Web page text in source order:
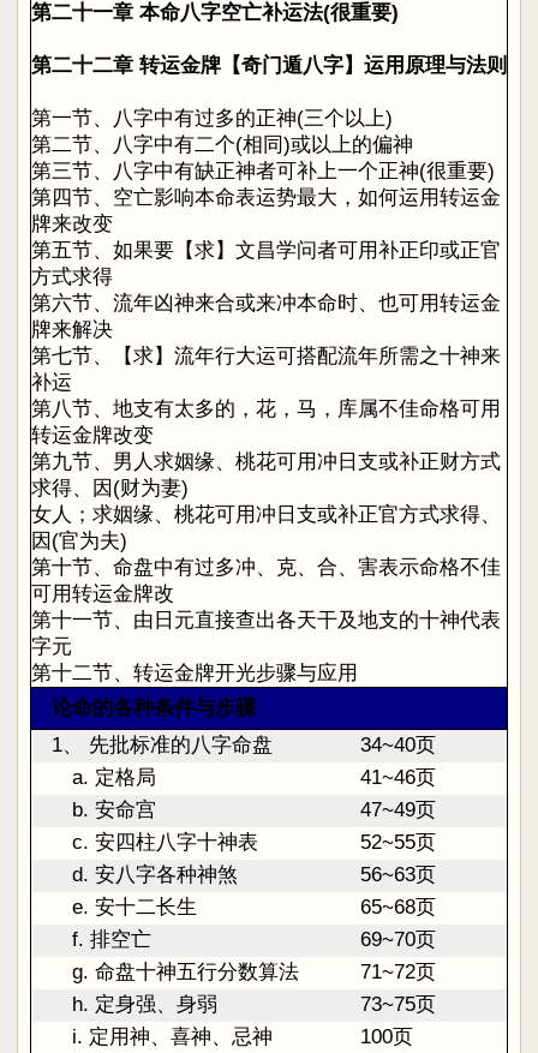
第二十一章 本命八字空亡补运法(很重要)
第二十二章 转运金牌【奇门遁八字】运用原理与法则
第一节、八字中有过多的正神(三个以上)
第二节、八字中有二个(相同)或以上的偏神
第三节、八字中有缺正神者可补上一个正神(很重要)
第四节、空亡影响本命表运势最大，如何运用转运金
牌来改变
第五节、如果要【求】文昌学问者可用补正印或正官
方式求得
第六节、流年凶神来合或来冲本命时、也可用转运金
牌来解决
第七节、【求】流年行大运可搭配流年所需之十神来
补运
第八节、地支有太多的，花，马，库属不佳命格可用
转运金牌改变
第九节、男人求姻缘、桃花可用冲日支或补正财方式
求得、因(财为妻)
女人；求姻缘、桃花可用冲日支或补正官方式求得、
因(官为夫)
第十节、命盘中有过多冲、克、合、害表示命格不佳
可用转运金牌改
第十一节、由日元直接查出各天干及地支的十神代表
字元
第十二节、转运金牌开光步骤与应用
论命的各种条件与步骤
1、 先批标准的八字命盘
34~40页
a. 定格局
41~46页
b. 安命宫
47~49页
c. 安四柱八字十神表
52~55页
d. 安八字各种神煞
56~63页
e. 安十二长生
65~68页
f. 排空亡
69~70页
g. 命盘十神五行分数算法
71~72页
h. 定身强、身弱
73~75页
i. 定用神、喜神、忌神
100页